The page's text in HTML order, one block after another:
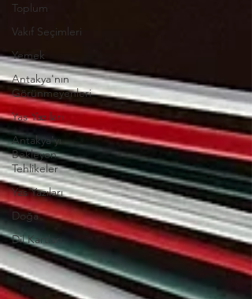
Toplum
Vakıf Seçimleri
Yemek
Antakya'nın
Görünmeyenleri
Yas Yazıları
Antakya'yı
Bekleyen
Tehlikeler
Yas Yazıları
Doğa
Dil Kartları